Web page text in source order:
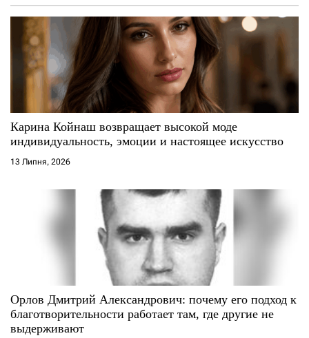
а
п
с
і
в
Карина Койнаш возвращает высокой моде
индивидуальность, эмоции и настоящее искусство
13 Липня, 2026
Орлов Дмитрий Александрович: почему его подход к
благотворительности работает там, где другие не
выдерживают